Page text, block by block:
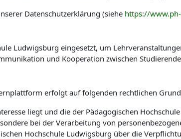
Datenschutzerklärung (siehe https://
Ludwigsburg eingesetzt, um
und Kooperation zwischen
erfolgt auf folgenden rechtlichen
liegt und die der Pädagogischen
bei der Verarbeitung von
Hochschule Ludwigsburg über die